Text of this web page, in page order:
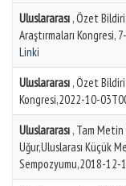
Uluslararası , Özet Bildiri
Araştırmaları
Linki
Uluslararası , Özet
Kongresi,2022-10-
Uluslararası , Tam Metin
Uğur,Uluslarası Küçük
Sempozyumu,2018-12-